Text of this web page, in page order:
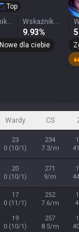
Top
Wskaźnik wygranych Wskaźnik wyboru
9.93%
Nowe dla ciebie
Wardy CS
23
0 (10/1)
234
7.3/m
20
0 (10/1)
271
9/m
17
0 (11/1)
252
7.6/m
19
0 (10/1)
257
8.5/m